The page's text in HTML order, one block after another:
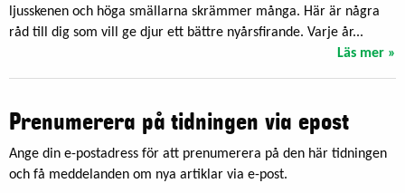
ljusskenen och höga smällarna skrämmer många. Här är några
råd till dig som vill ge djur ett bättre nyårsfirande. Varje år...
Läs mer »
Prenumerera på tidningen via epost
Ange din e-postadress för att prenumerera på den här tidningen
och få meddelanden om nya artiklar via e-post.